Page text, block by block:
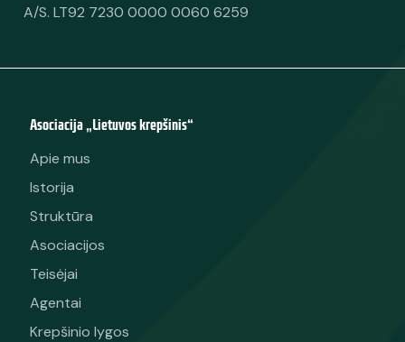
A/S. LT92 7230 0000 0060 6259
Asociacija „Lietuvos krepšinis“
Apie mus
Istorija
Struktūra
Asociacijos
Teisėjai
Agentai
Krepšinio lygos